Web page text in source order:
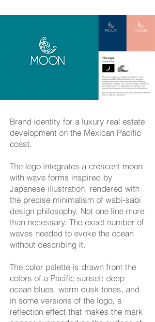
Brand identity for a luxury real estate
development on the Mexican Pacific
coast.
The logo integrates a crescent moon
with wave forms inspired by
Japanese illustration, rendered with
the precise minimalism of wabi-sabi
design philosophy. Not one line more
than necessary. The exact number of
waves needed to evoke the ocean
without describing it.
The color palette is drawn from the
colors of a Pacific sunset: deep
ocean blues, warm dusk tones, and
in some versions of the logo, a
reflection effect that makes the mark